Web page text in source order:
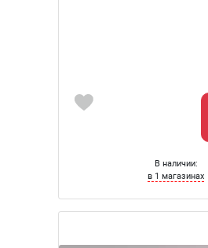
В наличии:
в 1 магазинах